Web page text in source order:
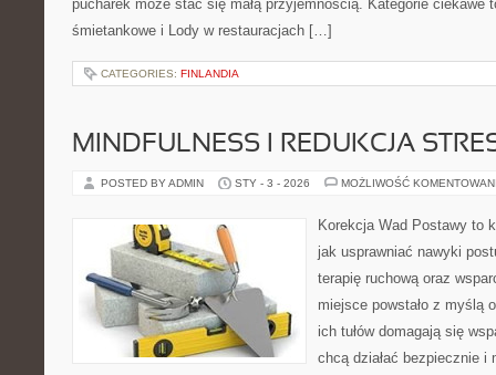
pucharek może stać się małą przyjemnością. Kategorie ciekawe
śmietankowe i Lody w restauracjach […]
CATEGORIES: FINLANDIA
MINDFULNESS I REDUKCJA
POSTED BY ADMIN STY - 3 - 2026 MOŻLIWOŚĆ
Korekcja Wad Postawy to
jak usprawniać nawyki
terapię ruchową oraz
miejsce powstało z myślą
ich tułów domagają się
chcą działać bezpiecznie i